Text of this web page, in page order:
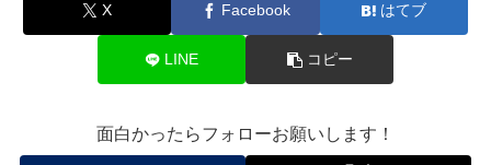
X Facebook はてブ
LINE コピー
面白かったらフォローお願いします！